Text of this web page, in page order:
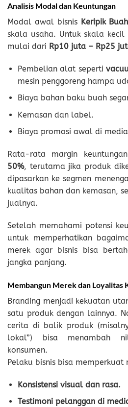
Analisis Modal dan Keuntungan
Modal awal bisnis Keripik Buah
skala usaha. Untuk skala kecil
mulai dari Rp10 juta – Rp25
Pembelian alat seperti
mesin penggoreng hampa
Biaya bahan baku buah
Kemasan dan label.
Biaya promosi awal di
Rata-rata margin
50%, terutama jika produk
dipasarkan ke segmen
kualitas bahan dan kemasan,
jualnya.
Setelah memahami potensi
untuk memperhatikan
merek agar bisnis bisa
jangka panjang.
Membangun Merek dan Loyalitas
Branding menjadi kekuatan
satu produk dengan lainnya.
cerita di balik produk
lokal”) bisa menambah
konsumen.
Pelaku bisnis bisa memperkuat
Konsistensi visual dan rasa.
Testimoni pelanggan di